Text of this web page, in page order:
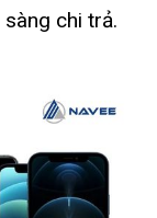
chi trả.